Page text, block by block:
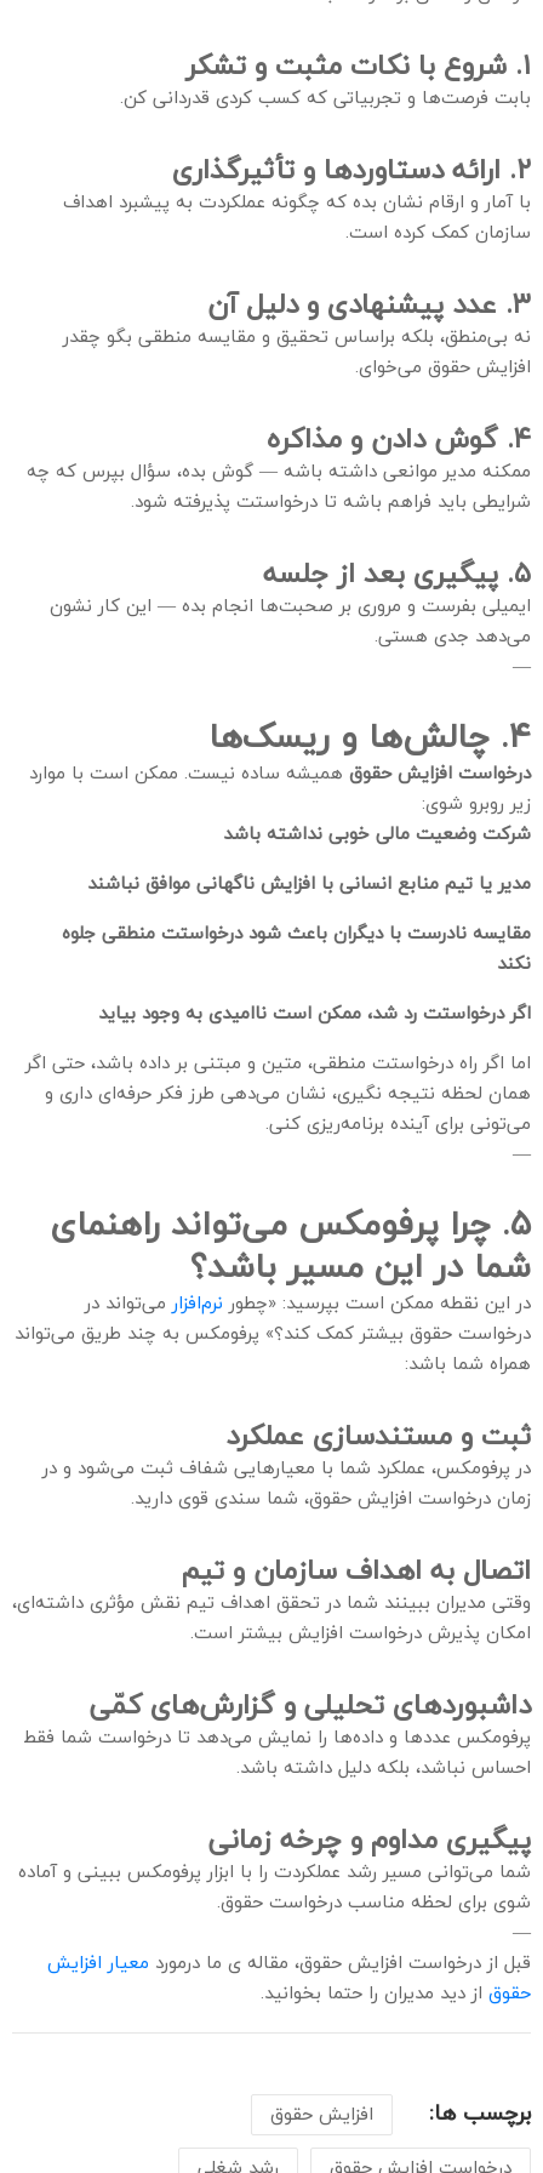
۱. شروع با نکات مثبت و تشکر
بابت فرصت‌ها و تجربیاتی که کسب کردی قدردانی کن.
۲. ارائه دستاوردها و تأثیرگذاری
با آمار و ارقام نشان بده که چگونه عملکردت به پیشبرد اهداف
سازمان کمک کرده است.
۳. عدد پیشنهادی و دلیل آن
نه بی‌منطق، بلکه براساس تحقیق و مقایسه منطقی بگو چقدر
افزایش حقوق می‌خوای.
۴. گوش دادن و مذاکره
ممکنه مدیر موانعی داشته باشه — گوش بده، سؤال بپرس که چه
شرایطی باید فراهم باشه تا درخواستت پذیرفته شود.
۵. پیگیری بعد از جلسه
ایمیلی بفرست و مروری بر صحبت‌ها انجام بده — این کار نشون
می‌دهد جدی هستی.
—
۴. چالش‌ها و ریسک‌ها
درخواست افزایش حقوق همیشه ساده نیست. ممکن است با موارد
زیر روبرو شوی:
شرکت وضعیت مالی خوبی نداشته باشد
مدیر یا تیم منابع انسانی با افزایش ناگهانی موافق نباشند
مقایسه نادرست با دیگران باعث شود درخواستت منطقی جلوه
نکند
اگر درخواستت رد شد، ممکن است ناامیدی به وجود بیاید
اما اگر راه درخواستت منطقی، متین و مبتنی بر داده باشد، حتی اگر
همان لحظه نتیجه نگیری، نشان می‌دهی طرز فکر حرفه‌ای داری و
می‌تونی برای آینده برنامه‌ریزی کنی.
—
۵. چرا پرفومکس می‌تواند راهنمای
شما در این مسیر باشد؟
در این نقطه ممکن است بپرسید: «چطور نرم‌افزار می‌تواند در
درخواست حقوق بیشتر کمک کند؟» پرفومکس به چند طریق می‌تواند
همراه شما باشد:
ثبت و مستندسازی عملکرد
در پرفومکس، عملکرد شما با معیارهایی شفاف ثبت می‌شود و در
زمان درخواست افزایش حقوق، شما سندی قوی دارید.
اتصال به اهداف سازمان و تیم
وقتی مدیران ببینند شما در تحقق اهداف تیم نقش مؤثری داشته‌ای،
امکان پذیرش درخواست افزایش بیشتر است.
داشبوردهای تحلیلی و گزارش‌های کمّی
پرفومکس عددها و داده‌ها را نمایش می‌دهد تا درخواست شما فقط
احساس نباشد، بلکه دلیل داشته باشد.
پیگیری مداوم و چرخه زمانی
شما می‌توانی مسیر رشد عملکردت را با ابزار پرفومکس ببینی و آماده
شوی برای لحظه مناسب درخواست حقوق.
—
قبل از درخواست افزایش حقوق، مقاله‌ ی ما درمورد معیار افزایش
حقوق از دید مدیران را حتما بخوانید.
برچسب ها:
افزایش حقوق